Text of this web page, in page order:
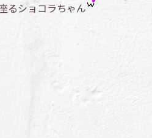
るショコラちゃん